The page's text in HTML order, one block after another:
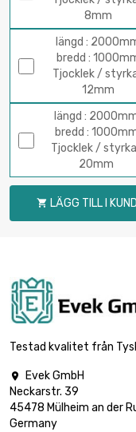
8mm
längd :
bredd :
Tjocklek /
12mm
längd :
bredd :
Tjocklek /
20mm
 LÄGG TILL I
Testad kvalitet från

Evek GmbH
Neckarstr. 39
45478 Mülheim an der
Germany